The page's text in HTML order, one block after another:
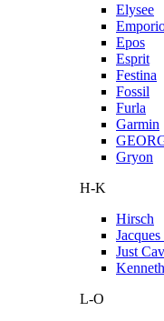
Elysee
Epos
Esprit
Festina
Fossil
Furla
Garmin
Gryon
H-K
Hirsch
Just
L-O